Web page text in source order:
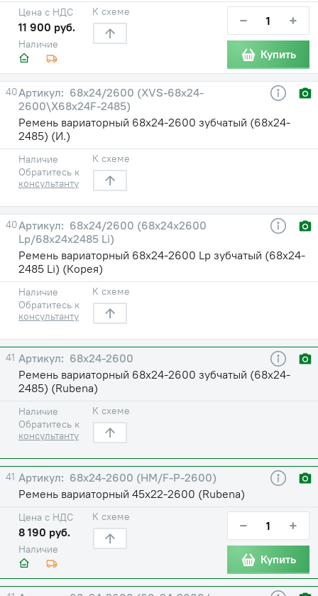
Наличие
Цена с НДС
11 900 руб.
К схеме − +
Купить
40
68х24/2600 (XVS-68х24-
2600\X68х24F-2485)
Ремень вариаторный 68х24-2600 зубчатый (68х24-
2485) (И.)
Наличие
Обратитесь к
консультанту
К схеме
40
68х24/2600 (68х24х2600
Lp/68х24х2485 Li)
Ремень вариаторный 68х24-2600 Lp зубчатый (68х24-
2485 Li) (Корея)
Наличие
Обратитесь к
консультанту
К схеме
41
68х24-2600
Ремень вариаторный 68х24-2600 зубчатый (68х24-
2485) (Rubena)
Наличие
Обратитесь к
консультанту
К схеме
41
68х24-2600 (HM/F-P-2600)
Ремень вариаторный 45х22-2600 (Rubena)
Наличие
Цена с НДС
8 190 руб.
К схеме − +
Купить